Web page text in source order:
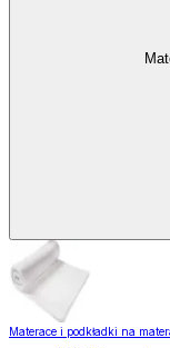
Materace i podkładki na